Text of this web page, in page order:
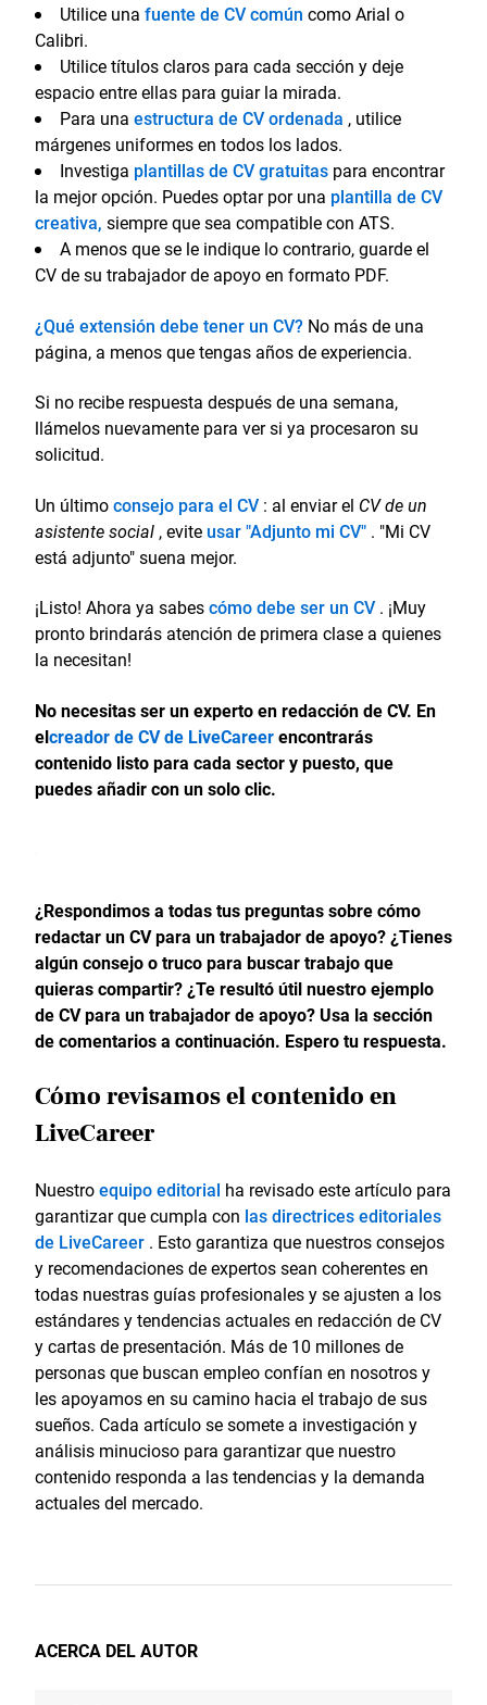
Utilice una fuente de CV común como Arial o
Calibri.
Utilice títulos claros para cada sección y deje
espacio entre ellas para guiar la mirada.
Para una estructura de CV ordenada , utilice
márgenes uniformes en todos los lados.
Investiga plantillas de CV gratuitas para encontrar
la mejor opción. Puedes optar por una plantilla de CV
creativa, siempre que sea compatible con ATS.
A menos que se le indique lo contrario, guarde el
CV de su trabajador de apoyo en formato PDF.
¿Qué extensión debe tener un CV? No más de una
página, a menos que tengas años de experiencia.
Si no recibe respuesta después de una semana,
llámelos nuevamente para ver si ya procesaron su
solicitud.
Un últimoconsejo para el CV : al enviar el CV de un
asistente social , evite usar "Adjunto mi CV" . "Mi CV
está adjunto" suena mejor.
¡Listo! Ahora ya sabescómo debe ser un CV . ¡Muy
pronto brindarás atención de primera clase a quienes
la necesitan!
No necesitas ser un experto en redacción de CV. En
elcreador de CV de LiveCareerencontrarás
contenido listo para cada sector y puesto, que
puedes añadir con un solo clic.
¿Respondimos a todas tus preguntas sobre cómo
redactar un CV para un trabajador de apoyo? ¿Tienes
algún consejo o truco para buscar trabajo que
quieras compartir? ¿Te resultó útil nuestro ejemplo
de CV para un trabajador de apoyo? Usa la sección
de comentarios a continuación. Espero tu respuesta.
Cómo revisamos el contenido en
LiveCareer
Nuestroequipo editorial ha revisado este artículo para
garantizar que cumpla con las directrices editoriales
de LiveCareer . Esto garantiza que nuestros consejos
y recomendaciones de expertos sean coherentes en
todas nuestras guías profesionales y se ajusten a los
estándares y tendencias actuales en redacción de CV
y cartas de presentación. Más de 10 millones de
personas que buscan empleo confían en nosotros y
les apoyamos en su camino hacia el trabajo de sus
sueños. Cada artículo se somete a investigación y
análisis minucioso para garantizar que nuestro
contenido responda a las tendencias y la demanda
actuales del mercado.
ACERCA DEL AUTOR